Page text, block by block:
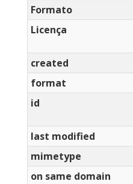
Formato
Licença
created
format
id
last modified
mimetype
on same domain